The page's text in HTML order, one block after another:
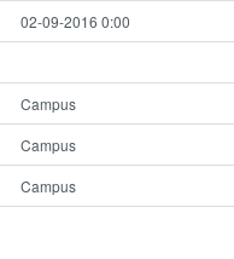
02-09-2016 0:00
Campus
Campus
Campus